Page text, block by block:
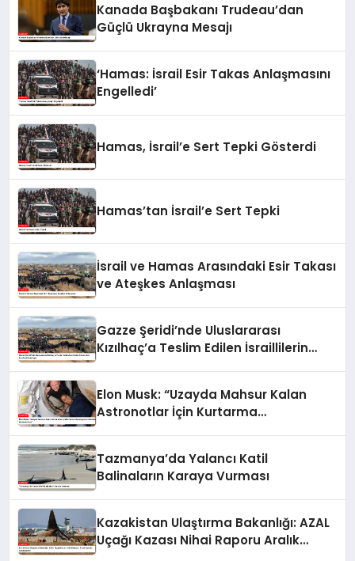
Kanada Başbakanı Trudeau’dan
Güçlü Ukrayna Mesajı
‘Hamas: İsrail Esir Takas Anlaşmasını
Engelledi’
Hamas, İsrail’e Sert Tepki Gösterdi
Hamas’tan İsrail’e Sert Tepki
İsrail ve Hamas Arasındaki Esir Takası
ve Ateşkes Anlaşması
Gazze Şeridi’nde Uluslararası
Kızılhaç’a Teslim Edilen İsraillilerin
Elon Musk: “Uzayda Mahsur Kalan
Astronotlar İçin Kurtarma
Tazmanya’da Yalancı Katil
Balinaların Karaya Vurması
Kazakistan Ulaştırma Bakanlığı: AZAL
Uçağı Kazası Nihai Raporu Aralık